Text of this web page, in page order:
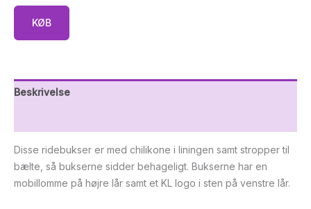
KØB
Beskrivelse
Disse ridebukser er med chilikone i liningen samt stropper til
bælte, så bukserne sidder behageligt. Bukserne har en
mobillomme på højre lår samt et KL logo i sten på venstre lår.